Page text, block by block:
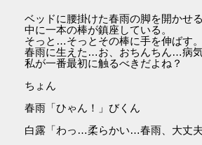
ベッドに腰掛けた春雨の脚を開かせ
中に一本の棒が鎮座している。
そっと…そっとその棒に手を伸ばす。
春雨に生えた…お、おちんちん…病気
私が一番最初に触るべきだよね？
ちょん
春雨「ひゃん！」びくん
白露「わっ…柔らかい…春雨、大丈夫